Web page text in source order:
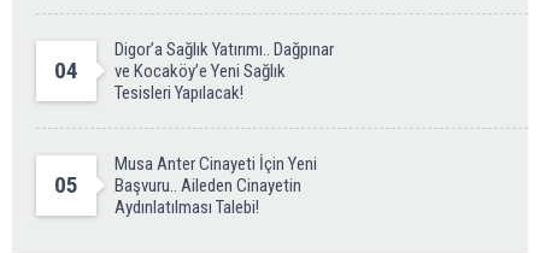
04
Digor’a Sağlık Yatırımı.. Dağpınar
ve Kocaköy’e Yeni Sağlık
Tesisleri Yapılacak!
05
Musa Anter Cinayeti İçin Yeni
Başvuru.. Aileden Cinayetin
Aydınlatılması Talebi!